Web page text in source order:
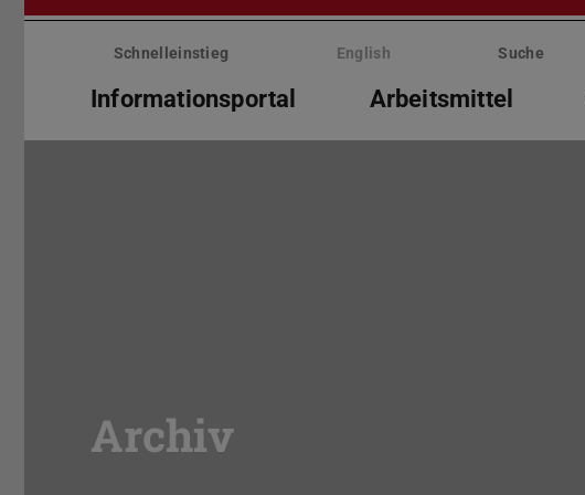
Menü
überspringenSchnelleinstieg English Suche
Informationsportal Arbeitsmittel
Archiv